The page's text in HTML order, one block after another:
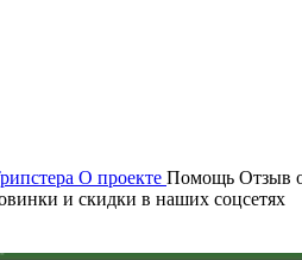
О проекте Помощь Отзыв
и скидки в наших соцсетях